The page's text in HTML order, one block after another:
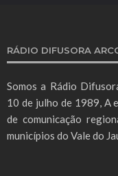
RÁDIO DIFUSORA
Somos a Rádio
10 de julho de 1989, A
de comunicação
municípios do Vale do